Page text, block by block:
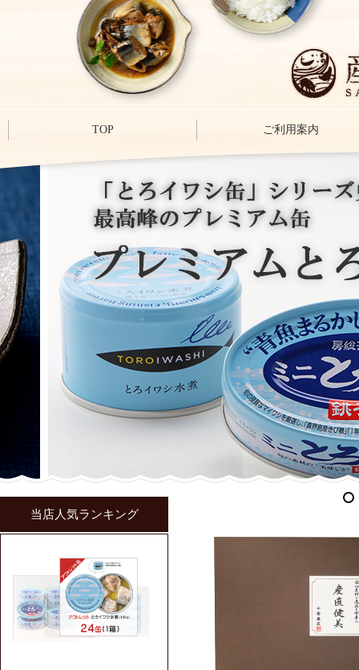
TOP ご利用案内
当店人気ランキング